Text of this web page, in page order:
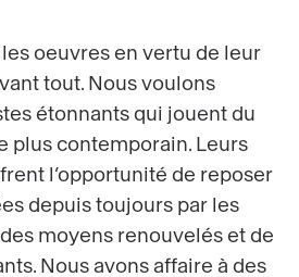
oeuvres en vertu de leur
tout. Nous voulons
étonnants qui jouent du
plus contemporain. Leurs
l’opportunité de reposer
depuis toujours par les
moyens renouvelés et de
Nous avons affaire à des